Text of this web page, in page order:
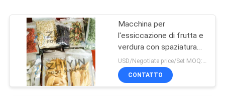
Macchina per
l'essiccazione di frutta e
verdura con spaziatura
tra scaffali da 70 mm
100 kg/ lotto 3kw
USD/Negotiate price/Set MOQ:1 set
CONTATTO